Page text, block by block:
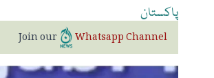
پاکستان
Join our Whatsapp Channel